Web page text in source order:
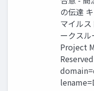
の伝達
マイル
ークス
Project